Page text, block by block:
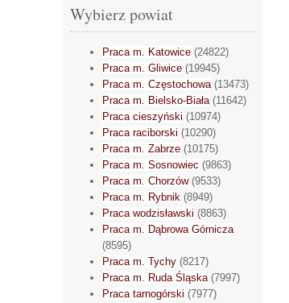
Wybierz powiat
Praca m. Katowice (24822)
Praca m. Gliwice (19945)
Praca m. Częstochowa(13473)
Praca m. Bielsko-Biała(11642)
Praca cieszyński (10974)
Praca raciborski (10290)
Praca m. Zabrze (10175)
Praca m. Sosnowiec (9863)
Praca m. Chorzów(9533)
Praca m. Rybnik (8949)
Praca wodzisławski (8863)
Praca m. Dąbrowa Górnicza
(8595)
Praca m. Tychy (8217)
Praca m. Ruda Śląska(7997)
Praca tarnogórski (7977)